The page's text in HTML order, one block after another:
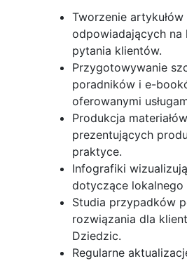
Tworzenie
odpowiadających
pytania klientów.
Przygotowywanie
poradników i e-
oferowanymi
Produkcja
prezentujących
praktyce.
Infografiki
dotyczące lokalnego
Studia przypadków
rozwiązania dla
Dziedzic.
Regularne